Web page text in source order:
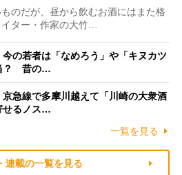
のだが、昼から飲むお酒にはまた格
ター・作家の大竹…
今の若者は「なめろう」や「キヌカツ
？ 昔の…
京急線で多摩川越えて「川崎の大衆酒
せるノス…
一覧を見る
連載の一覧を見る